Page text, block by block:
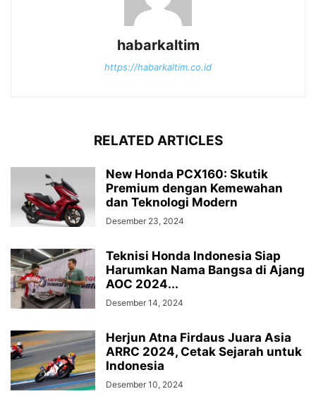
habarkaltim
https://habarkaltim.co.id
RELATED ARTICLES
New Honda PCX160: Skutik
Premium dengan Kemewahan
dan Teknologi Modern
Desember 23, 2024
Teknisi Honda Indonesia Siap
Harumkan Nama Bangsa di Ajang
AOC 2024...
Desember 14, 2024
Herjun Atna Firdaus Juara Asia
ARRC 2024, Cetak Sejarah untuk
Indonesia
Desember 10, 2024